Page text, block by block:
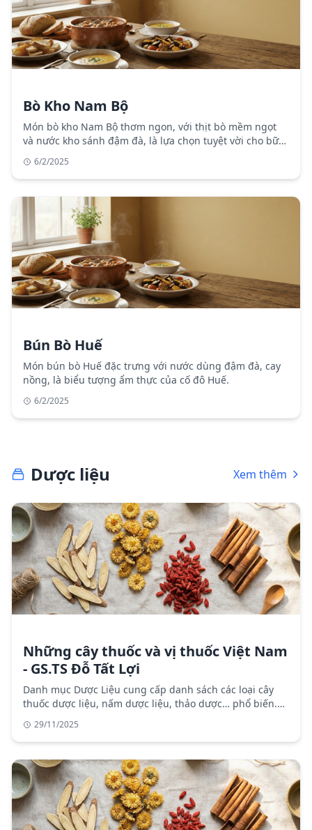
Bò Kho Nam Bộ
Món bò kho Nam Bộ thơm ngon, với thịt bò mềm ngọt
và nước kho sánh đậm đà, là lựa chọn tuyệt vời cho bữa
6/2/2025
Bún Bò Huế
Món bún bò Huế đặc trưng với nước dùng đậm đà, cay
nồng, là biểu tượng ẩm thực của cố đô Huế.
6/2/2025
Dược liệu Xem thêm
Những cây thuốc và vị thuốc Việt Nam
- GS.TS Đỗ Tất Lợi
Danh mục Dược Liệu cung cấp danh sách các loại cây
thuốc dược liệu, nấm dược liệu, thảo dược… phổ biến.
dược liệu, giáo trình dược liệu uy tín, giúp bạn đọc nhận
thức các vị dược liệu và cách dùng dễ hiểu nhất.
29/11/2025